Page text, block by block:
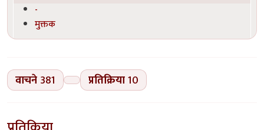
-
मुक्तक
वाचने 381 प्रतिक्रिया10